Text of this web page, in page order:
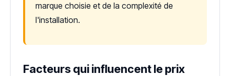
marque choisie et de la complexité de
l'installation.
Facteurs qui influencent le prix